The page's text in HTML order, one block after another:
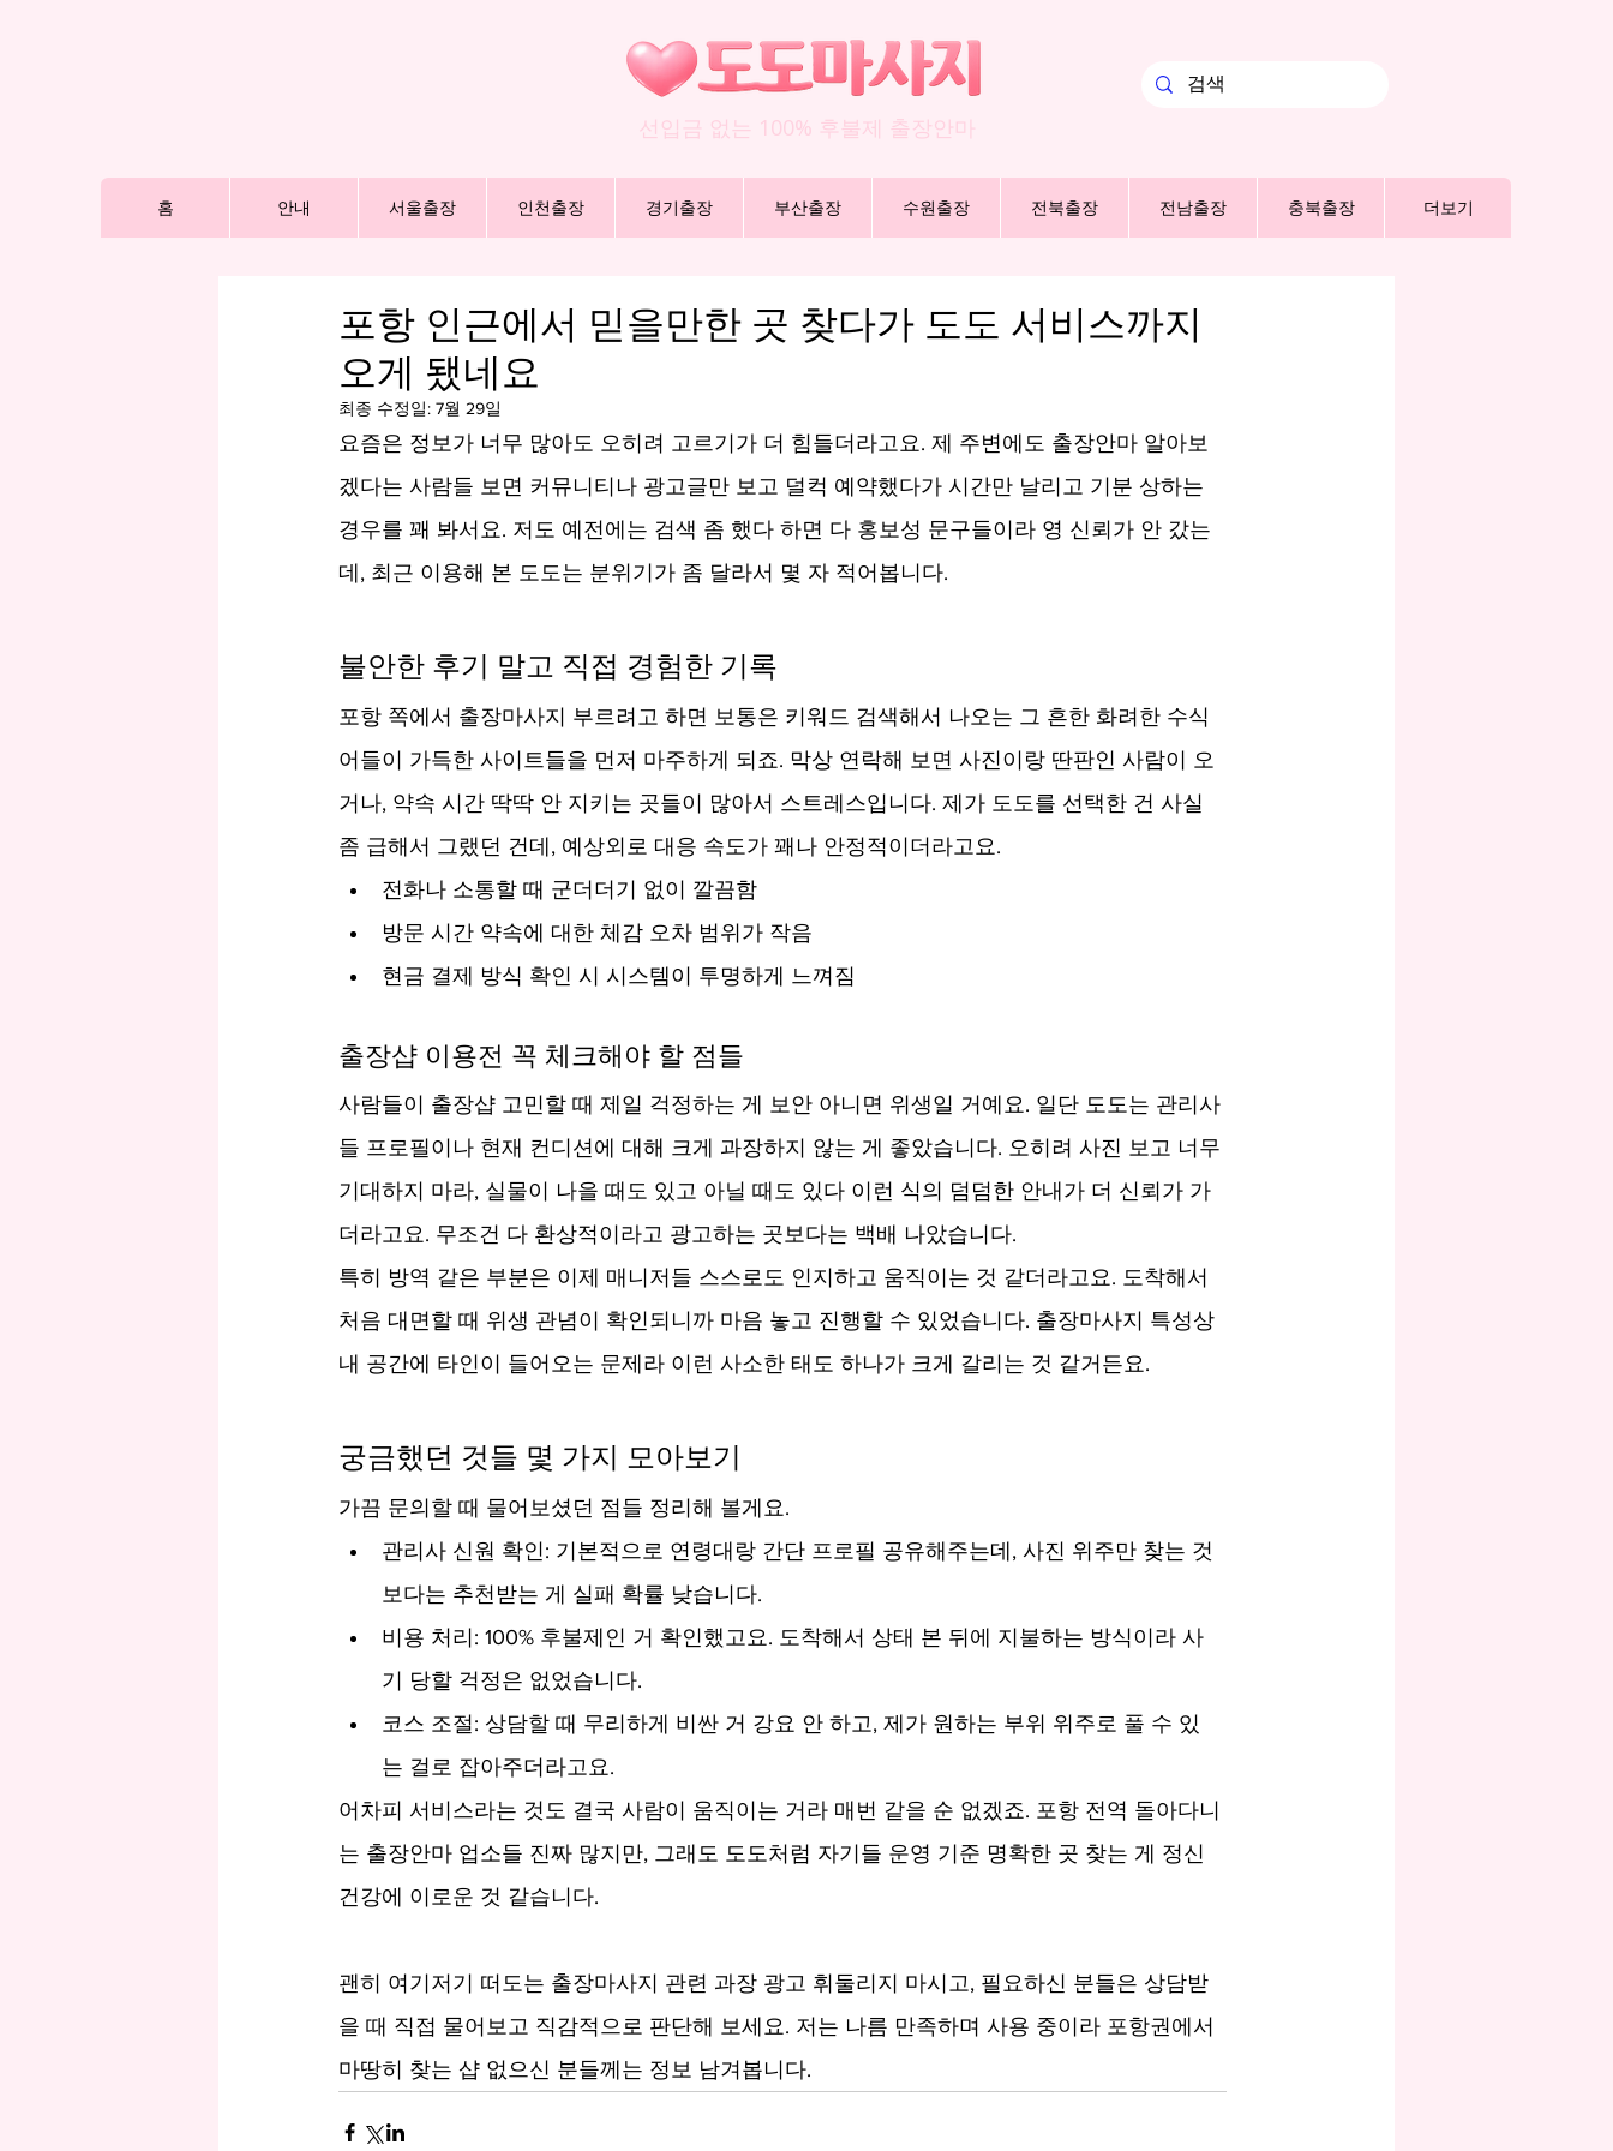
선입금 없는 100% 후불제 출장안마
홈 안내 서울출장 인천출장 경기출장 부산출장 수원출장 전북출장 전남출장 충북출장 더보기
포항 인근에서 믿을만한 곳 찾다가 도도 서비스까지
오게 됐네요
최종 수정일: 7월 29일
요즘은 정보가 너무 많아도 오히려 고르기가 더 힘들더라고요. 제 주변에도 출장안마 알아보
겠다는 사람들 보면 커뮤니티나 광고글만 보고 덜컥 예약했다가 시간만 날리고 기분 상하는
경우를 꽤 봐서요. 저도 예전에는 검색 좀 했다 하면 다 홍보성 문구들이라 영 신뢰가 안 갔는
데, 최근 이용해 본 도도는 분위기가 좀 달라서 몇 자 적어봅니다.
불안한 후기 말고 직접 경험한 기록
포항 쪽에서 출장마사지 부르려고 하면 보통은 키워드 검색해서 나오는 그 흔한 화려한 수식
어들이 가득한 사이트들을 먼저 마주하게 되죠. 막상 연락해 보면 사진이랑 딴판인 사람이 오
거나, 약속 시간 딱딱 안 지키는 곳들이 많아서 스트레스입니다. 제가 도도를 선택한 건 사실
좀 급해서 그랬던 건데, 예상외로 대응 속도가 꽤나 안정적이더라고요.
전화나 소통할 때 군더더기 없이 깔끔함
방문 시간 약속에 대한 체감 오차 범위가 작음
현금 결제 방식 확인 시 시스템이 투명하게 느껴짐
출장샵 이용전 꼭 체크해야 할 점들
사람들이 출장샵 고민할 때 제일 걱정하는 게 보안 아니면 위생일 거예요. 일단 도도는 관리사
들 프로필이나 현재 컨디션에 대해 크게 과장하지 않는 게 좋았습니다. 오히려 사진 보고 너무
기대하지 마라, 실물이 나을 때도 있고 아닐 때도 있다 이런 식의 덤덤한 안내가 더 신뢰가 가
더라고요. 무조건 다 환상적이라고 광고하는 곳보다는 백배 나았습니다.
특히 방역 같은 부분은 이제 매니저들 스스로도 인지하고 움직이는 것 같더라고요. 도착해서
처음 대면할 때 위생 관념이 확인되니까 마음 놓고 진행할 수 있었습니다. 출장마사지 특성상
내 공간에 타인이 들어오는 문제라 이런 사소한 태도 하나가 크게 갈리는 것 같거든요.
궁금했던 것들 몇 가지 모아보기
가끔 문의할 때 물어보셨던 점들 정리해 볼게요.
관리사 신원 확인: 기본적으로 연령대랑 간단 프로필 공유해주는데, 사진 위주만 찾는 것
보다는 추천받는 게 실패 확률 낮습니다.
비용 처리: 100% 후불제인 거 확인했고요. 도착해서 상태 본 뒤에 지불하는 방식이라 사
기 당할 걱정은 없었습니다.
코스 조절: 상담할 때 무리하게 비싼 거 강요 안 하고, 제가 원하는 부위 위주로 풀 수 있
는 걸로 잡아주더라고요.
어차피 서비스라는 것도 결국 사람이 움직이는 거라 매번 같을 순 없겠죠. 포항 전역 돌아다니
는 출장안마 업소들 진짜 많지만, 그래도 도도처럼 자기들 운영 기준 명확한 곳 찾는 게 정신
건강에 이로운 것 같습니다.
괜히 여기저기 떠도는 출장마사지 관련 과장 광고 휘둘리지 마시고, 필요하신 분들은 상담받
을 때 직접 물어보고 직감적으로 판단해 보세요. 저는 나름 만족하며 사용 중이라 포항권에서
마땅히 찾는 샵 없으신 분들께는 정보 남겨봅니다.